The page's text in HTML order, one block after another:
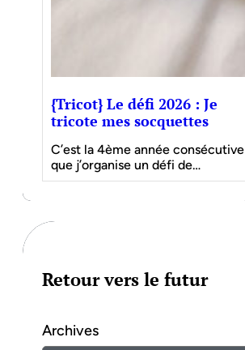
{Tricot} Le défi 2026 : Je
tricote mes socquettes
C’est la 4ème année consécutive
que j’organise un défi de…
Retour vers le futur
Archives